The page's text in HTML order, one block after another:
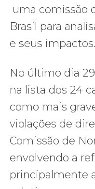
uma comissão
Brasil para
e seus impactos.
No último dia
na lista dos 24
como mais
violações de
Comissão de
envolvendo a
principalmente